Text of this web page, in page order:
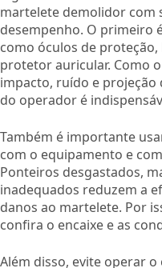
martelete demolidor com
desempenho. O primeiro
como óculos de proteção,
protetor auricular. Como
impacto, ruído e projeção
do operador é
Também é importante
com o equipamento e
Ponteiros desgastados,
inadequados reduzem a
danos ao martelete. Por
confira o encaixe e as
Além disso, evite operar